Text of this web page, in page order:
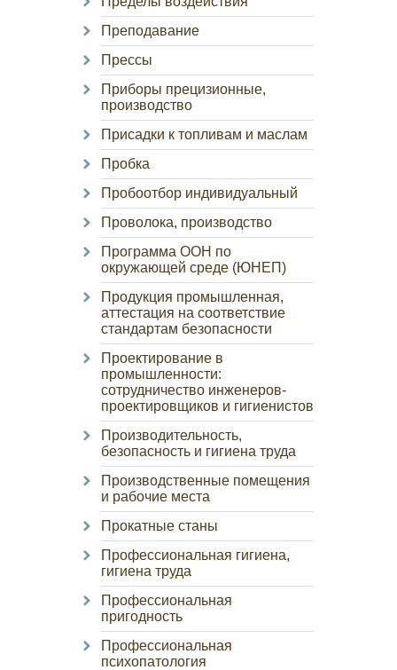
Преподавание
Прессы
Приборы прецизионные,
производство
Присадки к топливам и маслам
Пробка
Пробоотбор индивидуальный
Проволока, производство
Программа ООН по
окружающей среде (ЮНЕП)
Продукция промышленная,
аттестация на соответствие
стандартам безопасности
Проектирование в
промышленности:
сотрудничество инженеров-
проектировщиков и гигиенистов
Производительность,
безопасность и гигиена труда
Производственные помещения
и рабочие места
Прокатные станы
Профессиональная гигиена,
гигиена труда
Профессиональная
пригодность
Профессиональная
психопатология